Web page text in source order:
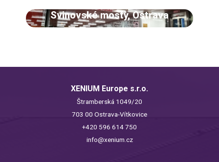
Svinovské mosty, Ostrava
XENIUM Europe s.r.o.
Štramberská 1049/20
703 00 Ostrava-Vítkovice
+420 596 614 750
info@xenium.cz